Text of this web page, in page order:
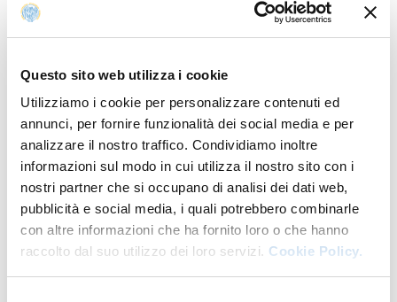
Questo sito web utilizza i cookie
Utilizziamo i cookie per personalizzare contenuti ed
annunci, per fornire funzionalità dei social media e per
analizzare il nostro traffico. Condividiamo inoltre
informazioni sul modo in cui utilizza il nostro sito con i
nostri partner che si occupano di analisi dei dati web,
pubblicità e social media, i quali potrebbero combinarle
con altre informazioni che ha fornito loro o che hanno
raccolto dal suo utilizzo dei loro servizi. Cookie Policy.
Map
+
−